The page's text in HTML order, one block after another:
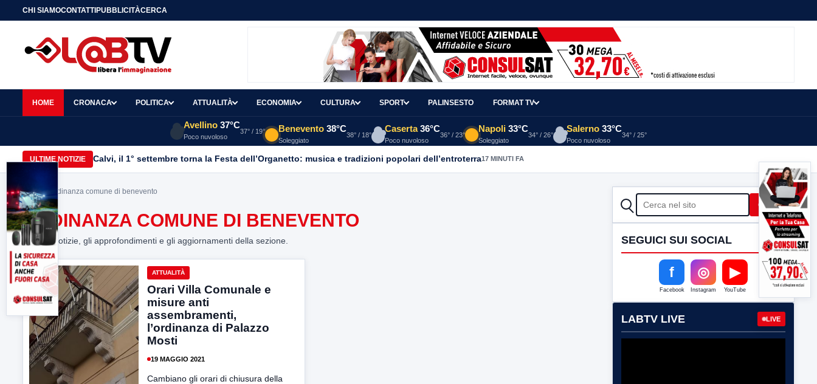
CHI SIAMOCONTATTIPUBBLICITÀCERCA
HOME CRONACA POLITICA ATTUALITÀ ECONOMIA CULTURA SPORT PALINSESTO FORMAT TV
Avellino 37°C
Poco nuvoloso
37° / 19° Benevento 38°C
Soleggiato
38° / 18°
Caserta 36°C
Poco nuvoloso
36° / 23°
Napoli 33°C
Soleggiato
34° / 26°
Salerno 33°C
Poco nuvoloso
34° / 25°
ULTIME NOTIZIE Calvi, il 1° settembre torna la Festa dell’Organetto: musica e tradizioni popolari dell’entroterra17 MINUTI FA
Home> ordinanza comune di benevento
ORDINANZA COMUNE DI BENEVENTO
Tutte le notizie, gli approfondimenti e gli aggiornamenti della sezione.
ATTUALITÀ
Orari Villa Comunale e
misure anti
assembramenti,
l’ordinanza di Palazzo
Mosti
19 MAGGIO 2021
Cambiano gli orari di chiusura della
CERCA Cerca
SEGUICI SUI SOCIAL
f
Facebook
◎
Instagram
▶
YouTube
LABTV LIVE LIVE